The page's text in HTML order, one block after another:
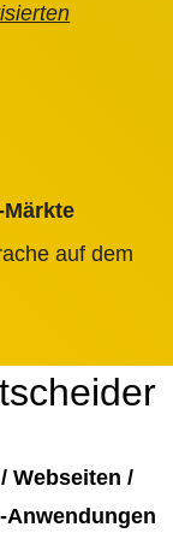
auf dem
Webseiten /
Anwendungen